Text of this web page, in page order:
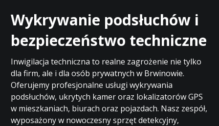
Wykrywanie podsłuchów i
bezpieczeństwo techniczne
Inwigilacja techniczna to realne zagrożenie nie tylko
dla firm, ale i dla osób prywatnych w Brwinowie.
Oferujemy profesjonalne usługi wykrywania
podsłuchów, ukrytych kamer oraz lokalizatorów GPS
w mieszkaniach, biurach oraz pojazdach. Nasz zespół,
wyposażony w nowoczesny sprzęt detekcyjny,